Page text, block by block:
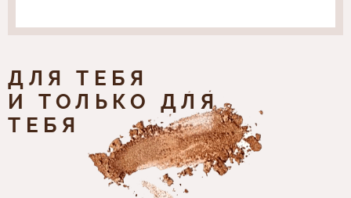
ДЛЯ ТЕБЯ
И ТОЛЬКО ДЛЯ
ТЕБЯ